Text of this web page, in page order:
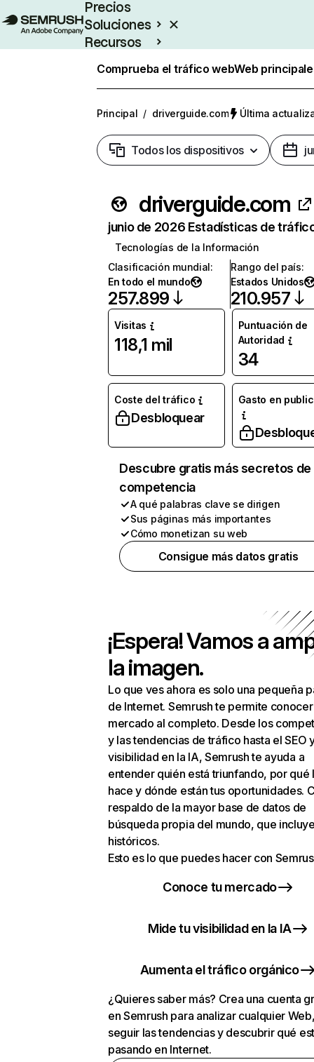
Precios
Soluciones
Recursos
Comprueba el tráfico webWeb
Principal / driverguide.com Última
Todos los dispositivos
driverguide.com
junio de 2026 Estadísticas de
Tecnologías de la Información
Clasificación mundial:
En todo el mundo
257.899
Rango del país:
Estados Unidos
210.957
Visitas
118,1 mil
Puntuación de
Autoridad
34
Coste del tráfico
Desbloquear
Gasto en
Descubre gratis más secretos de
competencia
A qué palabras clave se dirigen
Sus páginas más importantes
Cómo monetizan su web
Consigue más datos gratis
¡Espera! Vamos a
la imagen.
Lo que ves ahora es solo una pequeña
de Internet. Semrush te permite
mercado al completo. Desde los
y las tendencias de tráfico hasta el SEO
visibilidad en la IA, Semrush te ayuda a
entender quién está triunfando, por qué
hace y dónde están tus oportunidades.
respaldo de la mayor base de datos de
búsqueda propia del mundo, que
históricos.
Esto es lo que puedes hacer con
Conoce tu mercado
Mide tu visibilidad en la IA
Aumenta el tráfico orgánico
¿Quieres saber más? Crea una cuenta
en Semrush para analizar cualquier
seguir las tendencias y descubrir qué
pasando en Internet.